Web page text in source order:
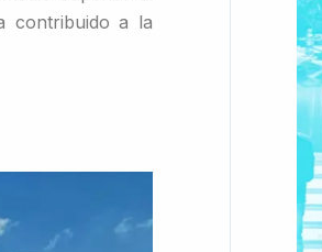
contribuido a la